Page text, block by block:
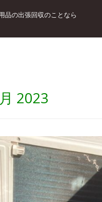
品の出張回収のことなら
2023